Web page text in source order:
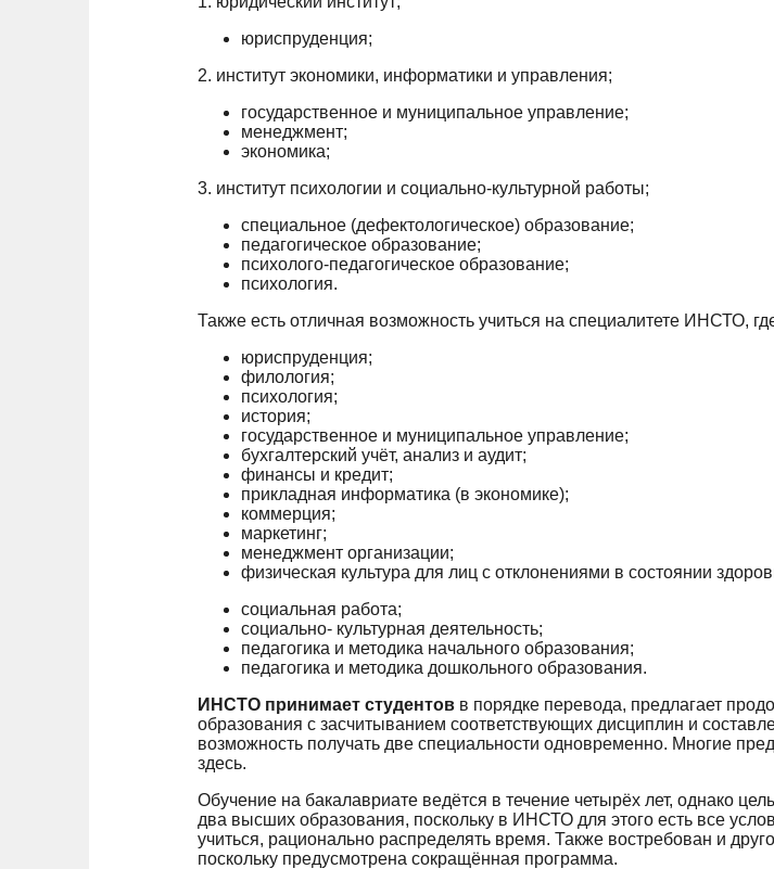
юриспруденция;
2. институт экономики, информатики и управления;
государственное и муниципальное управление;
менеджмент;
экономика;
3. институт психологии и социально-культурной работы;
специальное (дефектологическое) образование;
педагогическое образование;
психолого-педагогическое образование;
психология.
Также есть отличная возможность учиться на специалитете ИНСТО,
юриспруденция;
филология;
психология;
история;
государственное и муниципальное управление;
бухгалтерский учёт, анализ и аудит;
финансы и кредит;
прикладная информатика (в экономике);
коммерция;
маркетинг;
менеджмент организации;
физическая культура для лиц с отклонениями в состоянии
социальная работа;
социально- культурная деятельность;
педагогика и методика начального образования;
педагогика и методика дошкольного образования.
ИНСТО принимает студентов в порядке перевода, предлагает
образования с засчитыванием соответствующих дисциплин и
возможность получать две специальности одновременно. Многие
здесь.
Обучение на бакалавриате ведётся в течение четырёх лет, однако
два высших образования, поскольку в ИНСТО для этого есть все
учиться, рационально распределять время. Также востребован и
поскольку предусмотрена сокращённая программа.